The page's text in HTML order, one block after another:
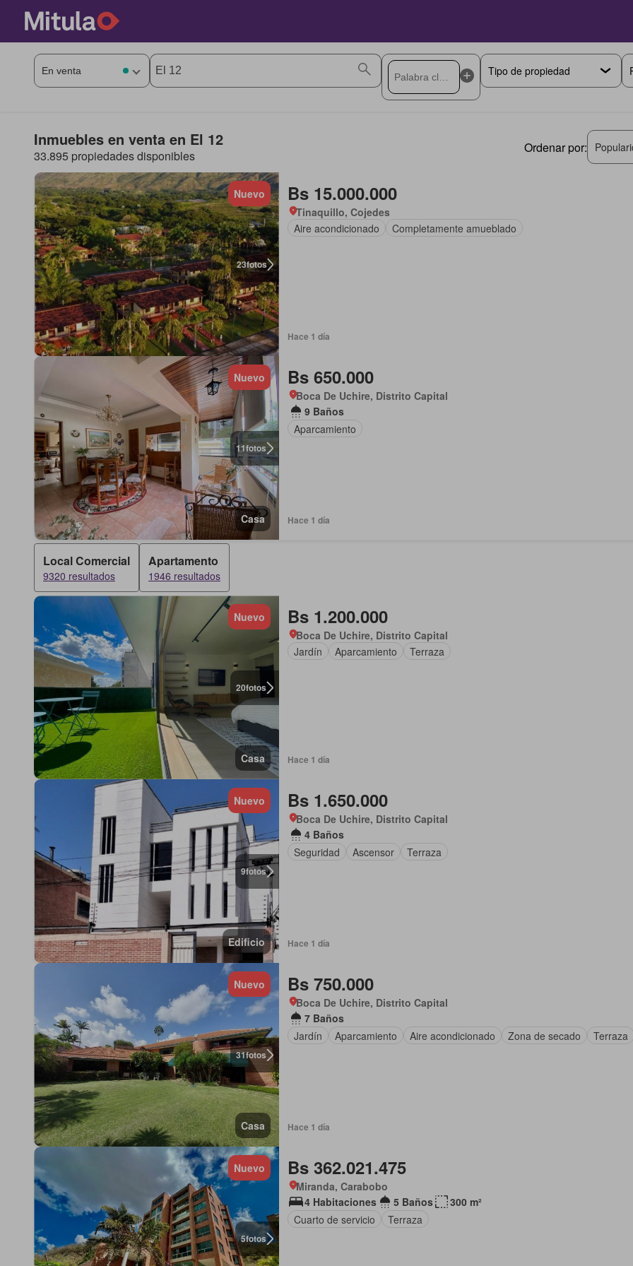
Inmuebles en venta en El 12
33.895 propiedades disponibles
Ordenar por:
23fotos
Nuevo Bs 15.000.000
Tinaquillo, Cojedes
Aire acondicionado
Completamente amueblado
Hace 1 día
11fotos
Nuevo
Casa
Bs 650.000
Boca De Uchire, Distrito Capital
9 Baños
Aparcamiento
Hace 1 día
Local Comercial
9320 resultados
Apartamento
1946 resultados
20fotos
Nuevo
Casa
Bs 1.200.000
Boca De Uchire, Distrito Capital
Jardín
Aparcamiento Terraza
Hace 1 día
9fotos
Nuevo
Edificio
Bs 1.650.000
Boca De Uchire, Distrito Capital
4 Baños
Seguridad
Ascensor Terraza
Hace 1 día
31fotos
Nuevo
Casa
Bs 750.000
Boca De Uchire, Distrito Capital
7 Baños
Jardín
Aparcamiento Aire acondicionado Zona de secado Terraza
Hace 1 día
5fotos
Nuevo Bs 362.021.475
Miranda, Carabobo
4 Habitaciones
5 Baños
300 m²
Cuarto de servicio
Terraza